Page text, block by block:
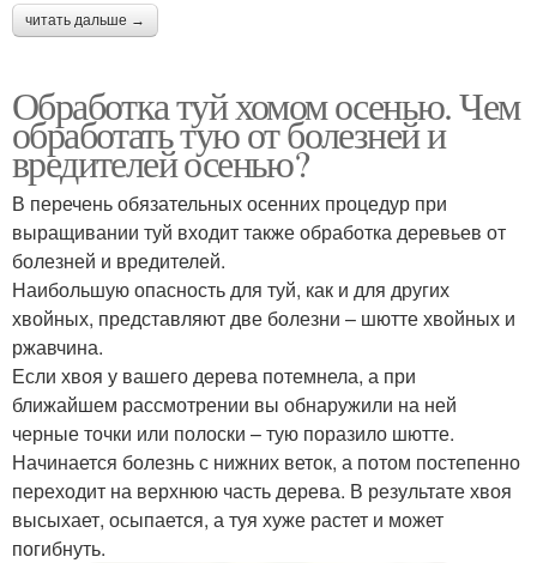
читать дальше →
Обработка туй хомом осенью. Чем
обработать тую от болезней и
вредителей осенью?
В перечень обязательных осенних процедур при
выращивании туй входит также обработка деревьев от
болезней и вредителей.
Наибольшую опасность для туй, как и для других
хвойных, представляют две болезни – шютте хвойных и
ржавчина.
Если хвоя у вашего дерева потемнела, а при
ближайшем рассмотрении вы обнаружили на ней
черные точки или полоски – тую поразило шютте.
Начинается болезнь с нижних веток, а потом постепенно
переходит на верхнюю часть дерева. В результате хвоя
высыхает, осыпается, а туя хуже растет и может
погибнуть.